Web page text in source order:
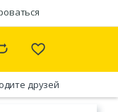
друзей